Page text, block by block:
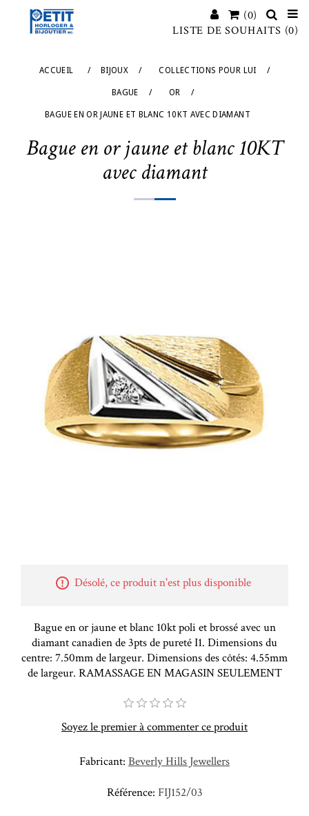
(0)
LISTE DE SOUHAITS (0)
ACCUEIL / BIJOUX / COLLECTIONS POUR LUI /
BAGUE / OR /
BAGUE EN OR JAUNE ET BLANC 10KT AVEC DIAMANT
Bague en or jaune et blanc 10KT
avec diamant
Désolé, ce produit n'est plus disponible
Bague en or jaune et blanc 10kt poli et brossé avec un
diamant canadien de 3pts de pureté I1. Dimensions du
centre: 7.50mm de largeur. Dimensions des côtés: 4.55mm
de largeur. RAMASSAGE EN MAGASIN SEULEMENT
Soyez le premier à commenter ce produit
Fabricant: Beverly Hills Jewellers
Référence: FIJ152/03